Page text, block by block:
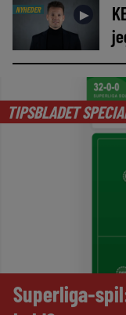
NYHEDER ►
TIPSBLADET
Superliga-